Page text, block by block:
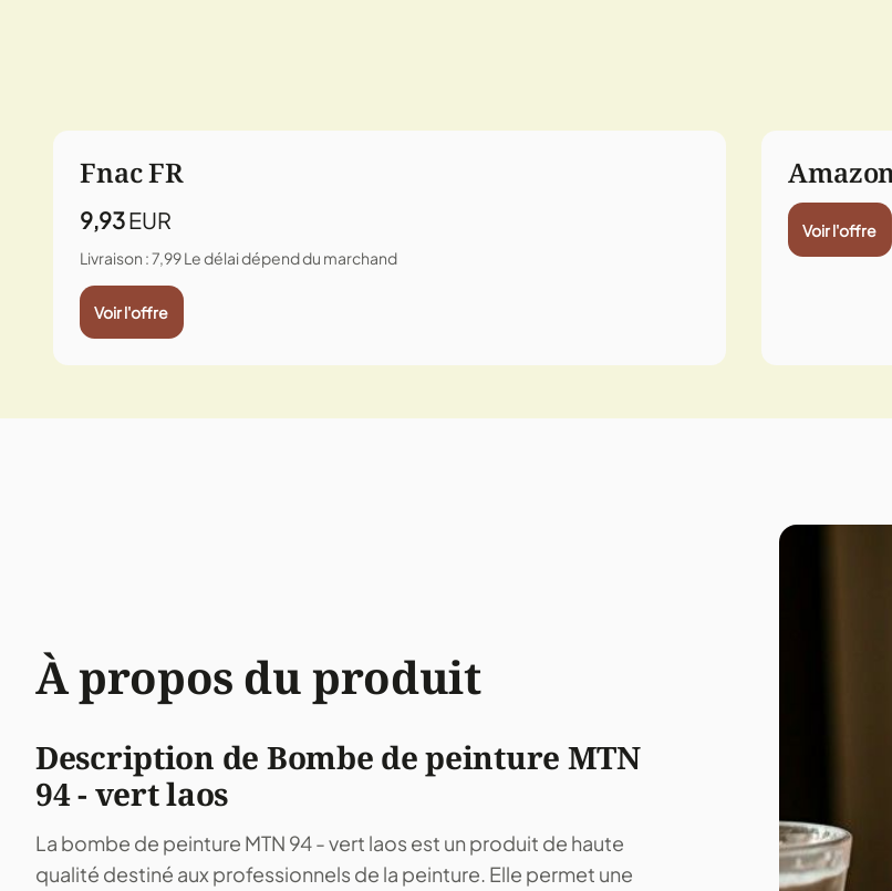
Fnac FR
9,93EUR
Livraison : 7,99Le délai dépend du marchand
Voir l'offre
Voir l'offre
À propos du produit
Description de Bombe de peinture MTN
94 - vert laos
La bombe de peinture MTN 94 - vert laos est un produit de haute
qualité destiné aux professionnels de la peinture. Elle permet une